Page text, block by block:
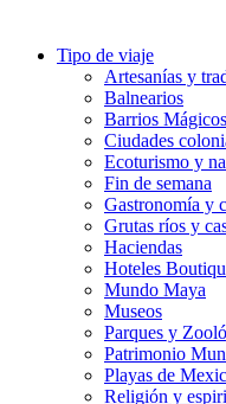
Tipo de viaje
Artesanías y
Balnearios
Barrios
Ciudades
Ecoturismo y
Fin de semana
Gastronomía y
Grutas ríos y
Haciendas
Hoteles
Mundo Maya
Museos
Parques y
Patrimonio
Playas de
Religión y